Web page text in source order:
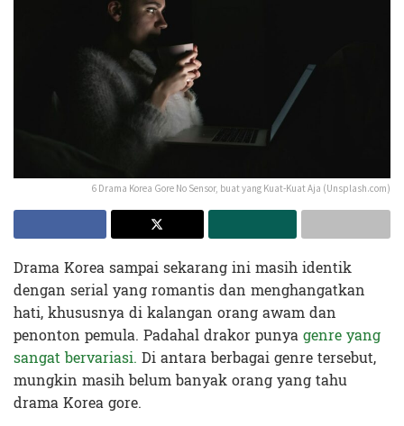
6 Drama Korea Gore No Sensor, buat yang Kuat-Kuat Aja (Unsplash.com)
Drama Korea sampai sekarang ini masih identik
dengan serial yang romantis dan menghangatkan
hati, khususnya di kalangan orang awam dan
penonton pemula. Padahal drakor punyagenre yang
sangat bervariasi. Di antara berbagai genre tersebut,
mungkin masih belum banyak orang yang tahu
drama Korea gore.